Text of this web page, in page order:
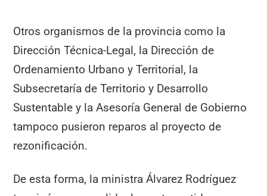
Otros organismos de la provincia como la
Dirección Técnica-Legal, la Dirección de
Ordenamiento Urbano y Territorial, la
Subsecretaría de Territorio y Desarrollo
Sustentable y la Asesoría General de Gobierno
tampoco pusieron reparos al proyecto de
rezonificación.
De esta forma, la ministra Álvarez Rodríguez